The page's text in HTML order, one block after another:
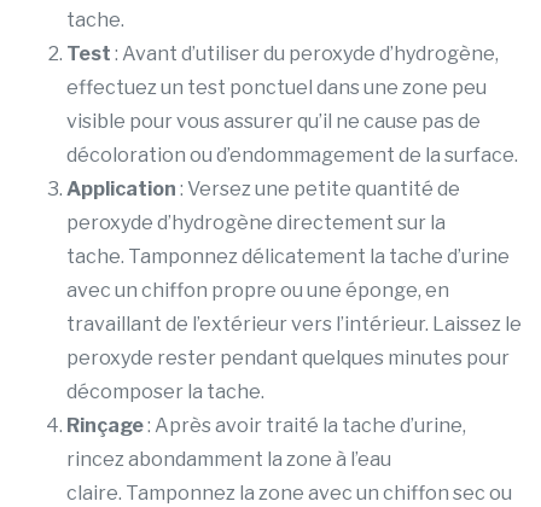
tache.
Test : Avant d’utiliser du peroxyde d’hydrogène,
effectuez un test ponctuel dans une zone peu
visible pour vous assurer qu’il ne cause pas de
décoloration ou d’endommagement de la surface.
Application : Versez une petite quantité de
peroxyde d’hydrogène directement sur la
tache. Tamponnez délicatement la tache d’urine
avec un chiffon propre ou une éponge, en
travaillant de l’extérieur vers l’intérieur. Laissez le
peroxyde rester pendant quelques minutes pour
décomposer la tache.
Rinçage: Après avoir traité la tache d’urine,
rincez abondamment la zone à l’eau
claire. Tamponnez la zone avec un chiffon sec ou